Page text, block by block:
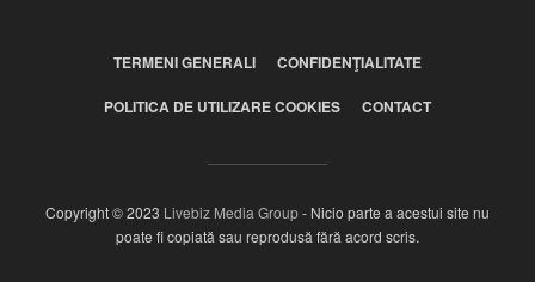
TERMENI GENERALI CONFIDENŢIALITATE
POLITICA DE UTILIZARE COOKIES CONTACT
Copyright © 2023 Livebiz Media Group- Nicio parte a acestui site nu
poate fi copiată sau reprodusă fără acord scris.